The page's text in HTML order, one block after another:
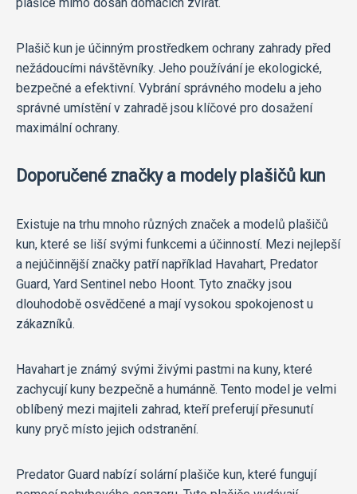
Plašič kun je účinným prostředkem ochrany zahrady před
nežádoucími návštěvníky. Jeho používání je ekologické,
bezpečné a efektivní. Vybrání správného modelu a jeho
správné umístění v zahradě jsou klíčové pro dosažení
maximální ochrany.
Doporučené značky a modely plašičů kun
Existuje na trhu mnoho různých značek a modelů plašičů
kun, které se liší svými funkcemi a účinností. Mezi nejlepší
a nejúčinnější značky patří například Havahart, Predator
Guard, Yard Sentinel nebo Hoont. Tyto značky jsou
dlouhodobě osvědčené a mají vysokou spokojenost u
zákazníků.
Havahart je známý svými živými pastmi na kuny, které
zachycují kuny bezpečně a humánně. Tento model je velmi
oblíbený mezi majiteli zahrad, kteří preferují přesunutí
kuny pryč místo jejich odstranění.
Predator Guard nabízí solární plašiče kun, které fungují